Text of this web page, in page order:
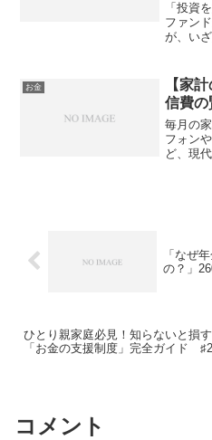
「投資
ファン
が、い
暮れま
の筋道
お金
【家
信費
毎月の
フォン
ど、現
「なぜ
の？」
ひとり親家庭必見！知らないと損
「お金の支援制度」完全ガイド
コメント